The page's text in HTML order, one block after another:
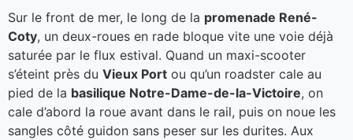
Sur le front de mer, le long de la promenade René-
Coty, un deux-roues en rade bloque vite une voie déjà
saturée par le flux estival. Quand un maxi-scooter
s’éteint près du Vieux Port ou qu’un roadster cale au
pied de la basilique Notre-Dame-de-la-Victoire, on
cale d’abord la roue avant dans le rail, puis on noue les
sangles côté guidon sans peser sur les durites. Aux